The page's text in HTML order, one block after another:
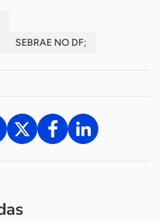
SEBRAE NO DF;